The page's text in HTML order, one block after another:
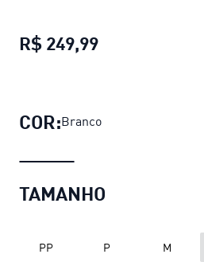
R$ 249,99
COR:Branco
TAMANHO
PP P M